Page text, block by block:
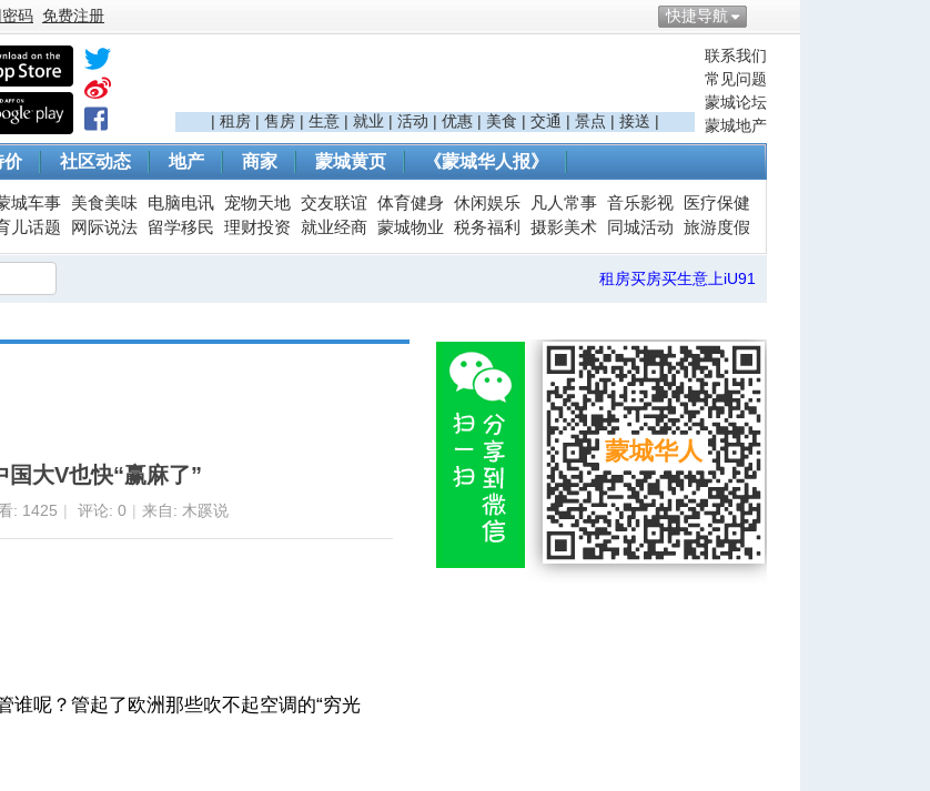
快捷导航
码 免费注册
联系我们
常见问题
蒙城论坛
蒙城地产
| 租房 | 售房 | 生意 | 就业 | 活动 | 优惠 | 美食 | 交通 | 景点 | 接送 |
价 社区动态 地产 商家 蒙城黄页 《蒙城华人报》
城车事 美食美味 电脑电讯 宠物天地 交友联谊 体育健身 休闲娱乐 凡人常事 音乐影视
医疗保健
儿话题 网际说法 留学移民 理财投资 就业经商 蒙城物业 税务福利 摄影美术 同城活动 旅游度假
租房买房买生意上iU91
国大V也快“赢麻了”
: 1425 | 评论: 0 | 来自: 木蹊说
谁呢？管起了欧洲那些吹不起空调的“穷光